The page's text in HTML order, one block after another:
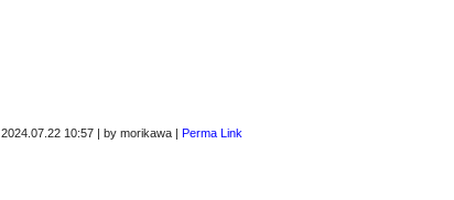
2024.07.22 10:57| by morikawa| Perma Link